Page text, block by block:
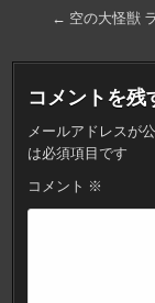
ゲ
ー
シ
ョ
← 空の大怪獣
コメントを残
メールアドレスが
は必須項目です
コメント ※